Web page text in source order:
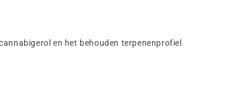
en het behouden terpenenprofiel